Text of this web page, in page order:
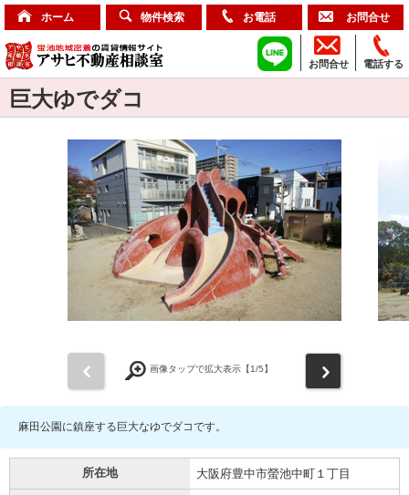
ホーム 物件検索 お電話 お問合せ
電話する
お問合せ
巨大ゆでダコ
画像タップで拡大表示【1/5】
麻田公園に鎮座する巨大なゆでダコです。
所在地 大阪府豊中市螢池中町１丁目